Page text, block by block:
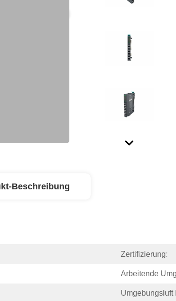
Beschreibung
Zertifizierung:
Arbeitende
Umgebungsluft